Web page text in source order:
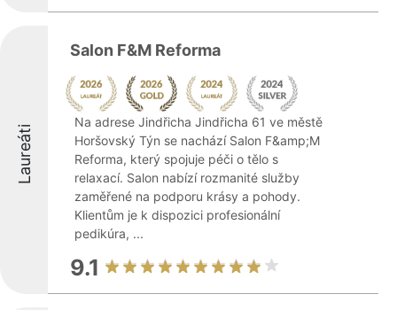
Laureáti
Salon F&M Reforma
Na adrese Jindřicha Jindřicha 61 ve městě
Horšovský Týn se nachází Salon F&amp;M
Reforma, který spojuje péči o tělo s
relaxací. Salon nabízí rozmanité služby
zaměřené na podporu krásy a pohody.
Klientům je k dispozici profesionální
pedikúra, ...
9.1